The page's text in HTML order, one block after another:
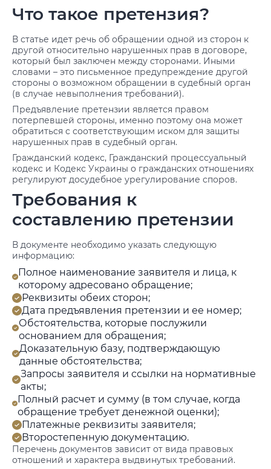
Что такое претензия?
В статье идет речь об обращении одной из сторон к
другой относительно нарушенных прав в договоре,
который был заключен между сторонами. Иными
словами – это письменное предупреждение другой
стороны о возможном обращении в судебный орган
(в случае невыполнения требований).
Предъявление претензии является правом
потерпевшей стороны, именно поэтому она может
обратиться с соответствующим иском для защиты
нарушенных прав в судебный орган.
Гражданский кодекс, Гражданский процессуальный
кодекс и Кодекс Украины о гражданских отношениях
регулируют досудебное урегулирование споров.
Требования к
составлению претензии
В документе необходимо указать следующую
информацию:
Полное наименование заявителя и лица, к
которому адресовано обращение;
Реквизиты обеих сторон;
Дата предъявления претензии и ее номер;
Обстоятельства, которые послужили
основанием для обращения;
Доказательную базу, подтверждающую
данные обстоятельства;
Запросы заявителя и ссылки на нормативные
акты;
Полный расчет и сумму (в том случае, когда
обращение требует денежной оценки);
Платежные реквизиты заявителя;
Второстепенную документацию.
Перечень документов зависит от вида правовых
отношений и характера выдвинутых требований.